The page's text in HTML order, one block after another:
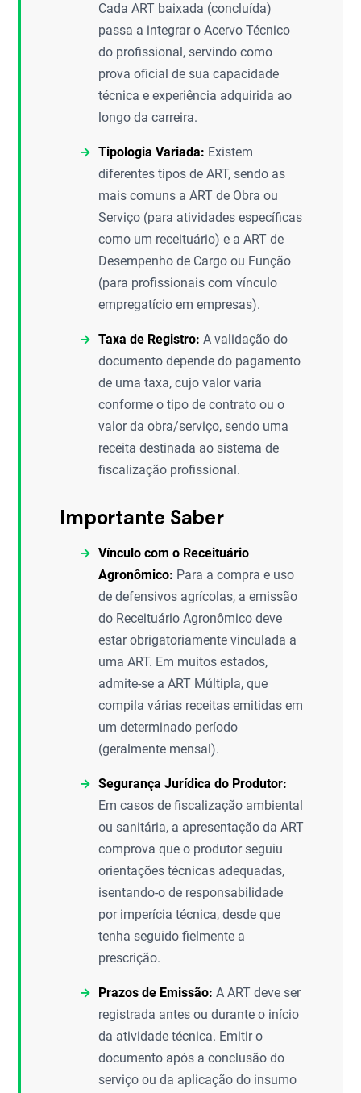
Cada ART baixada (concluída)
passa a integrar o Acervo Técnico
do profissional, servindo como
prova oficial de sua capacidade
técnica e experiência adquirida ao
longo da carreira.
Tipologia Variada: Existem
diferentes tipos de ART, sendo as
mais comuns a ART de Obra ou
Serviço (para atividades específicas
como um receituário) e a ART de
Desempenho de Cargo ou Função
(para profissionais com vínculo
empregatício em empresas).
Taxa de Registro: A validação do
documento depende do pagamento
de uma taxa, cujo valor varia
conforme o tipo de contrato ou o
valor da obra/serviço, sendo uma
receita destinada ao sistema de
fiscalização profissional.
Importante Saber
Vínculo com o Receituário
Agronômico: Para a compra e uso
de defensivos agrícolas, a emissão
do Receituário Agronômico deve
estar obrigatoriamente vinculada a
uma ART. Em muitos estados,
admite-se a ART Múltipla, que
compila várias receitas emitidas em
um determinado período
(geralmente mensal).
Segurança Jurídica do Produtor:
Em casos de fiscalização ambiental
ou sanitária, a apresentação da ART
comprova que o produtor seguiu
orientações técnicas adequadas,
isentando-o de responsabilidade
por imperícia técnica, desde que
tenha seguido fielmente a
prescrição.
Prazos de Emissão: A ART deve ser
registrada antes ou durante o início
da atividade técnica. Emitir o
documento após a conclusão do
serviço ou da aplicação do insumo